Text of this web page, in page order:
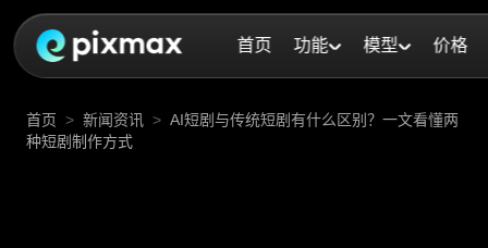
首页 功能 模型 价格
首页 > 新闻资讯 > AI短剧与传统短剧有什么区别？一文看懂两
种短剧制作方式